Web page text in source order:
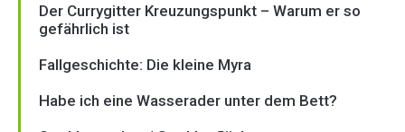
Der Currygitter Kreuzungspunkt – Warum er so
gefährlich ist
Fallgeschichte: Die kleine Myra
Habe ich eine Wasserader unter dem Bett?